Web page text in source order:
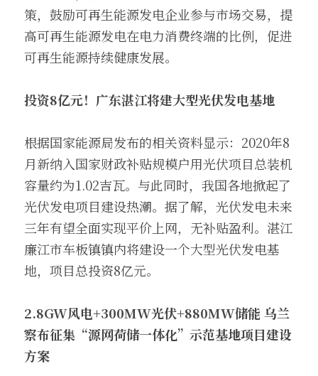
策，鼓励可再生能源发电企业参与市场交易，提
高可再生能源发电在电力消费终端的比例，促进
可再生能源持续健康发展。
投资8亿元！广东湛江将建大型光伏发电基地
根据国家能源局发布的相关资料显示：2020年8
月新纳入国家财政补贴规模户用光伏项目总装机
容量约为1.02吉瓦。与此同时，我国各地掀起了
光伏发电项目建设热潮。据了解，光伏发电未来
三年有望全面实现平价上网，无补贴盈利。湛江
廉江市车板镇镇内将建设一个大型光伏发电基
地，项目总投资8亿元。
2.8GW风电+300MW光伏+880MW储能 乌兰
察布征集“源网荷储一体化”示范基地项目建设
方案